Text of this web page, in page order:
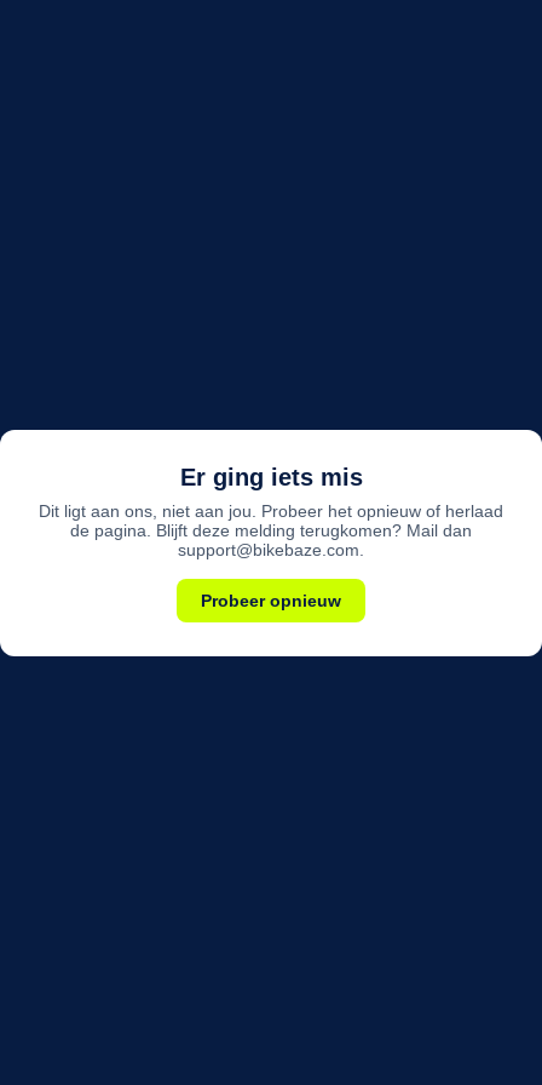
Er ging iets mis
Dit ligt aan ons, niet aan jou. Probeer het opnieuw of herlaad
de pagina. Blijft deze melding terugkomen? Mail dan
support@bikebaze.com.
Probeer opnieuw